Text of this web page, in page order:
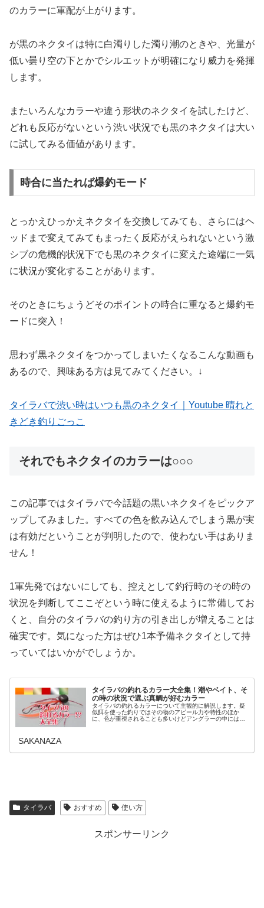
のカラーに軍配が上がります。
が黒のネクタイは特に白濁りした濁り潮のときや、光量が
低い曇り空の下とかでシルエットが明確になり威力を発揮
します。
またいろんなカラーや違う形状のネクタイを試したけど、
どれも反応がないという渋い状況でも黒のネクタイは大い
に試してみる価値があります。
時合に当たれば爆釣モード
とっかえひっかえネクタイを交換してみても、さらにはヘ
ッドまで変えてみてもまったく反応がえられないという激
シブの危機的状況下でも黒のネクタイに変えた途端に一気
に状況が変化することがあります。
そのときにちょうどそのポイントの時合に重なると爆釣モ
ードに突入！
思わず黒ネクタイをつかってしまいたくなるこんな動画も
あるので、興味ある方は見てみてください。↓
タイラバで渋い時はいつも黒のネクタイ｜Youtube 晴れと
きどき釣りごっこ
それでもネクタイのカラーは○○○
この記事ではタイラバで今話題の黒いネクタイをピックア
ップしてみました。すべての色を飲み込んでしまう黒が実
は有効だということが判明したので、使わない手はありま
せん！
1軍先発ではないにしても、控えとして釣行時のその時の
状況を判断してここぞという時に使えるように常備してお
くと、自分のタイラバの釣り方の引き出しが増えることは
確実です。気になった方はぜひ1本予備ネクタイとして持
っていてはいかがでしょうか。
タイラバの釣れるカラー大全集！潮やベイト、そ
の時の状況で選ぶ真鯛が好むカラー
タイラバの釣れるカラーについて主観的に解説します。疑
似餌を使った釣りではその物のアピール力や特性のほか
に、色が重視されることも多いけどアングラーの中にはカ
SAKANAZA
タイラバ おすすめ 使い方
スポンサーリンク